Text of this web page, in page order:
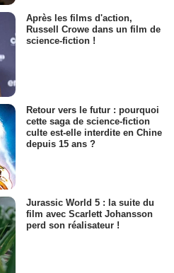
Après les films d'action,
Russell Crowe dans un film de
science-fiction !
Retour vers le futur : pourquoi
cette saga de science-fiction
culte est-elle interdite en Chine
depuis 15 ans ?
Jurassic World 5 : la suite du
film avec Scarlett Johansson
perd son réalisateur !